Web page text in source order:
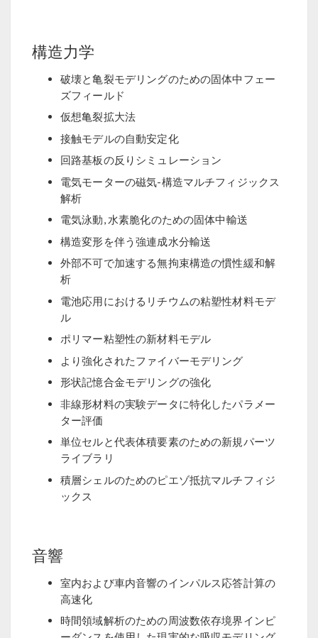
構造力学
破壊と亀裂モデリングのための固体中フェー
ズフィールド
仮想亀裂拡大法
接触モデルの自動安定化
回路基板の反りシミュレーション
電気モーターの磁気-構造マルチフィジックス
解析
電気泳動, 水素脆化のための固体中輸送
構造変形を伴う強連成水分輸送
外部不可で加速する無拘束構造の慣性緩和解
析
電池応用におけるリチウムの粘塑性材料モデ
ル
ポリマー粘塑性の新材料モデル
より強化されたファイバーモデリング
形状記憶合金モデリングの強化
非線形材料の実験データに特化したパラメー
ター評価
単位セルと代表体積要素のための新規パーツ
ライブラリ
積層シェルのためのピエゾ抵抗マルチフィジ
ックス
音響
室内および車内音響のインパルス応答計算の
高速化
時間領域解析のための周波数依存境界インピ